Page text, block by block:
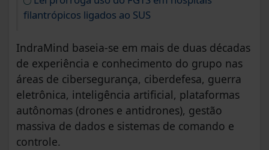
filantrópicos ligados ao SUS
IndraMind baseia-se em mais de duas décadas
de experiência e conhecimento do grupo nas
áreas de cibersegurança, ciberdefesa, guerra
eletrônica, inteligência artificial, plataformas
autônomas (drones e antidrones), gestão
massiva de dados e sistemas de comando e
controle.